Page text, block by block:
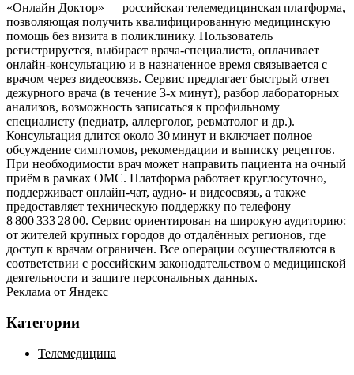
«Онлайн Доктор» — российская телемедицинская платформа,
позволяющая получить квалифицированную медицинскую
помощь без визита в поликлинику. Пользователь
регистрируется, выбирает врача‑специалиста, оплачивает
онлайн‑консультацию и в назначенное время связывается с
врачом через видеосвязь. Сервис предлагает быстрый ответ
дежурного врача (в течение 3‑х минут), разбор лабораторных
анализов, возможность записаться к профильному
специалисту (педиатр, аллерголог, ревматолог и др.).
Консультация длится около 30 минут и включает полное
обсуждение симптомов, рекомендации и выписку рецептов.
При необходимости врач может направить пациента на очный
приём в рамках ОМС. Платформа работает круглосуточно,
поддерживает онлайн‑чат, аудио‑ и видеосвязь, а также
предоставляет техническую поддержку по телефону
8 800 333 28 00. Сервис ориентирован на широкую аудиторию:
от жителей крупных городов до отдалённых регионов, где
доступ к врачам ограничен. Все операции осуществляются в
соответствии с российским законодательством о медицинской
деятельности и защите персональных данных.
Реклама от Яндекс
Категории
Телемедицина